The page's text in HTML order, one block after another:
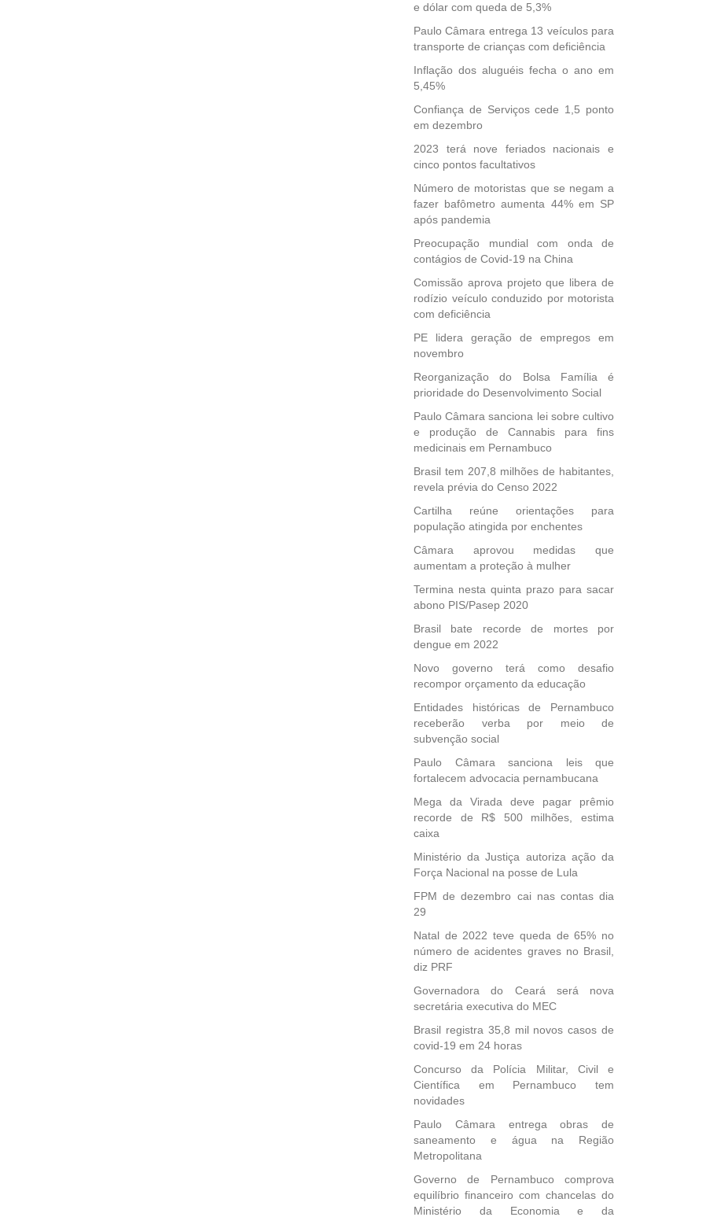
e dólar com queda de 5,3%
Paulo Câmara entrega 13 veículos para
transporte de crianças com deficiência
Inflação dos aluguéis fecha o ano em
5,45%
Confiança de Serviços cede 1,5 ponto
em dezembro
2023 terá nove feriados nacionais e
cinco pontos facultativos
Número de motoristas que se negam a
fazer bafômetro aumenta 44% em SP
após pandemia
Preocupação mundial com onda de
contágios de Covid-19 na China
Comissão aprova projeto que libera de
rodízio veículo conduzido por motorista
com deficiência
PE lidera geração de empregos em
novembro
Reorganização do Bolsa Família é
prioridade do Desenvolvimento Social
Paulo Câmara sanciona lei sobre cultivo
e produção de Cannabis para fins
medicinais em Pernambuco
Brasil tem 207,8 milhões de habitantes,
revela prévia do Censo 2022
Cartilha reúne orientações para
população atingida por enchentes
Câmara aprovou medidas que
aumentam a proteção à mulher
Termina nesta quinta prazo para sacar
abono PIS/Pasep 2020
Brasil bate recorde de mortes por
dengue em 2022
Novo governo terá como desafio
recompor orçamento da educação
Entidades históricas de Pernambuco
receberão verba por meio de
subvenção social
Paulo Câmara sanciona leis que
fortalecem advocacia pernambucana
Mega da Virada deve pagar prêmio
recorde de R$ 500 milhões, estima
caixa
Ministério da Justiça autoriza ação da
Força Nacional na posse de Lula
FPM de dezembro cai nas contas dia
29
Natal de 2022 teve queda de 65% no
número de acidentes graves no Brasil,
diz PRF
Governadora do Ceará será nova
secretária executiva do MEC
Brasil registra 35,8 mil novos casos de
covid-19 em 24 horas
Concurso da Polícia Militar, Civil e
Científica em Pernambuco tem
novidades
Paulo Câmara entrega obras de
saneamento e água na Região
Metropolitana
Governo de Pernambuco comprova
equilíbrio financeiro com chancelas do
Ministério da Economia e da